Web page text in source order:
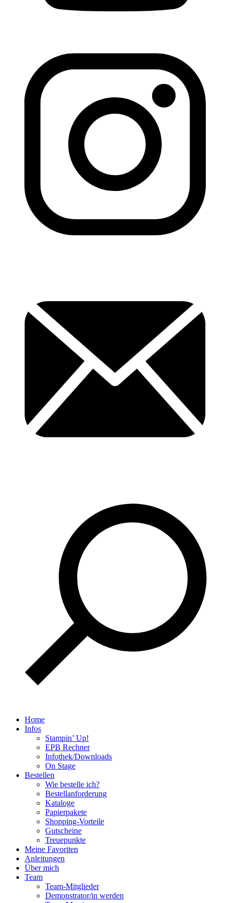
Home
Infos
Stampin’ Up!
EPB Rechner
Infothek/Downloads
On Stage
Bestellen
Wie bestelle ich?
Bestellanforderung
Kataloge
Papierpakete
Shopping-Vorteile
Gutscheine
Treuepunkte
Meine Favoriten
Anleitungen
Über mich
Team
Team-Mitglieder
Demonstrator/in werden